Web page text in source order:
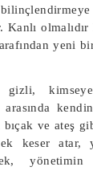
Kanlı
yeni
kimseye
arasında
ve ateş
keser
yönetimin